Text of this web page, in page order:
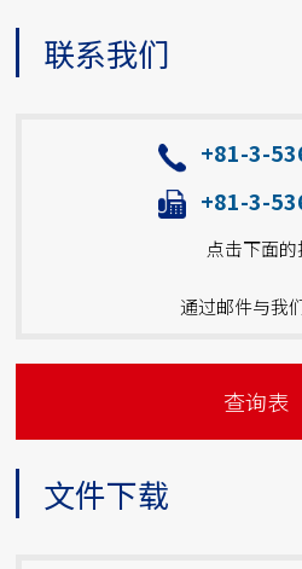
联系我们
+81-3-
+81-3-
点击下面的
通过邮件与我
查询表
文件下载